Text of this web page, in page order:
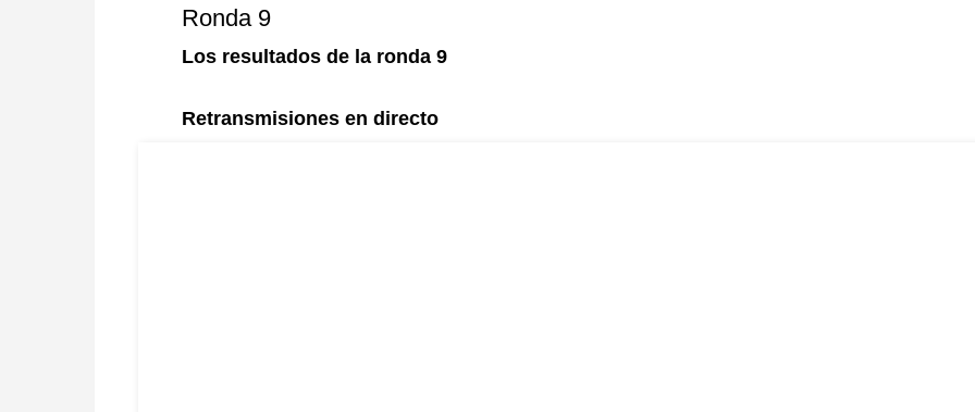
Ronda 9
Los resultados de la ronda 9
Retransmisiones en directo